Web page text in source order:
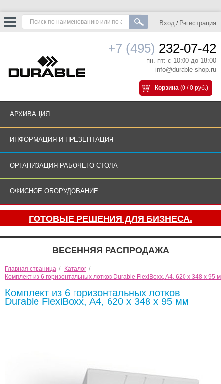
Вход / Регистрация
+7 (495) 232-07-42
пн.-пт: с 10:00 до 18:00
info@durable-shop.ru
Корзина (0 / 0 руб.)
АРХИВАЦИЯ
ИНФОРМАЦИЯ И ПРЕЗЕНТАЦИЯ
ОРГАНИЗАЦИЯ РАБОЧЕГО СТОЛА
ОФИСНОЕ ОБОРУДОВАНИЕ
ГОТОВЫЕ РЕШЕНИЯ ДЛЯ БИЗНЕСА.
ВЕСЕННЯЯ РАСПРОДАЖА
Главная страница / Каталог /
Комплект из 6 горизонтальных лотков Durable FlexiBoxx, A4, 620 x 348 x 95
Комплект из 6 горизонтальных лотков
Durable FlexiBoxx, A4, 620 x 348 x 95 мм